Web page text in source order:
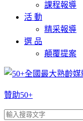
課程報導
活 動
精采報導
選 品
顛覆提案
贊助50+